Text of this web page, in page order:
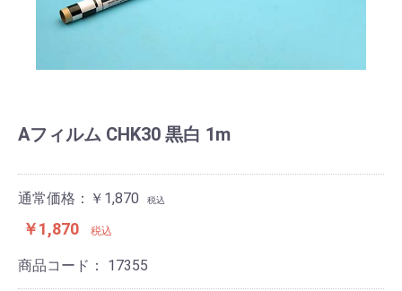
Aフィルム CHK30 黒白 1m
通常価格：￥1,870 税込
￥1,870 税込
商品コード： 17355